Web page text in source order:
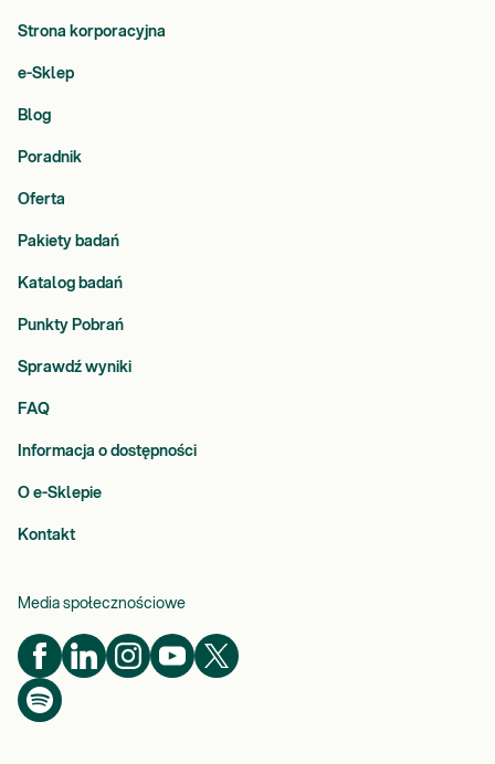
Strona korporacyjna
e-Sklep
Blog
Poradnik
Oferta
Pakiety badań
Katalog badań
Punkty Pobrań
Sprawdź wyniki
FAQ
Informacja o dostępności
O e-Sklepie
Kontakt
Media społecznościowe